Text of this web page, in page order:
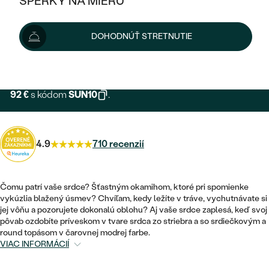
KOMBINOVANÉ ZLATO
PODĽA ŠTÝLU
BEZ KAMEŇA
ETERNITY
VYKROJENÉ
VINTAGE
NETRADIČNÉ
TEPANÉ
POSTRANNÉ DRAHOKAMY
HALO
SET ZÁSNUBNÉHO PRSTEŇA A
OBRÚČOK
NETRADIČNÉ
ZOSTAVTE SI PRSTEŇ
ZAČAŤ S PRSTEŇOM
VÝPREDAJ
ŠPERKY ČO POMÁHAJÚ
PODĽA TYPU
NÁUŠNICE
PRSTENE
NÁRAMKY
SETY
PLATINOVÉ
NAPICHOVACIE
KRUHOVÉ
MINIMALISTICKÉ
VISIACE
SOLITÉR
V TVARE SRDCA
ZLATÉ
STRIEBORNÉ
SOLITÉR
PERSONALIZOVANÉ
SO ZNAMENÍM ZVEROKRUHU
VÝPREDAJ
ZLATÉ
PLATINOVÉ
PODĽA ŠTÝLU
ETERNITY
MINIMALISTICKÉ
DOHODNÚŤ STRETNUTIE
102 €
92 €s kódom SUN10 .
4.9 710 recenzií
Čomu patrí vaše srdce? Šťastným okamihom, ktoré pri spomienke
vykúzlia blažený úsmev? Chvíľam, kedy ležíte v tráve, vychutnávate si
jej vôňu a pozorujete dokonalú oblohu? Aj vaše srdce zaplesá, keď svoj
pôvab ozdobíte príveskom v tvare srdca zo striebra a so srdiečkovým a
round topásom v čarovnej modrej farbe.
VIAC INFORMÁCIÍ